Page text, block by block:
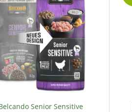
Senior Sensitive